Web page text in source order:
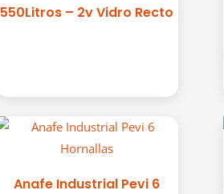
550Litros – 2v Vidro Recto
Anafe Industrial Pevi 6